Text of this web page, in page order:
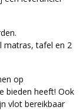
matras, tafel en 2
op
bieden heeft! Ook
vlot bereikbaar